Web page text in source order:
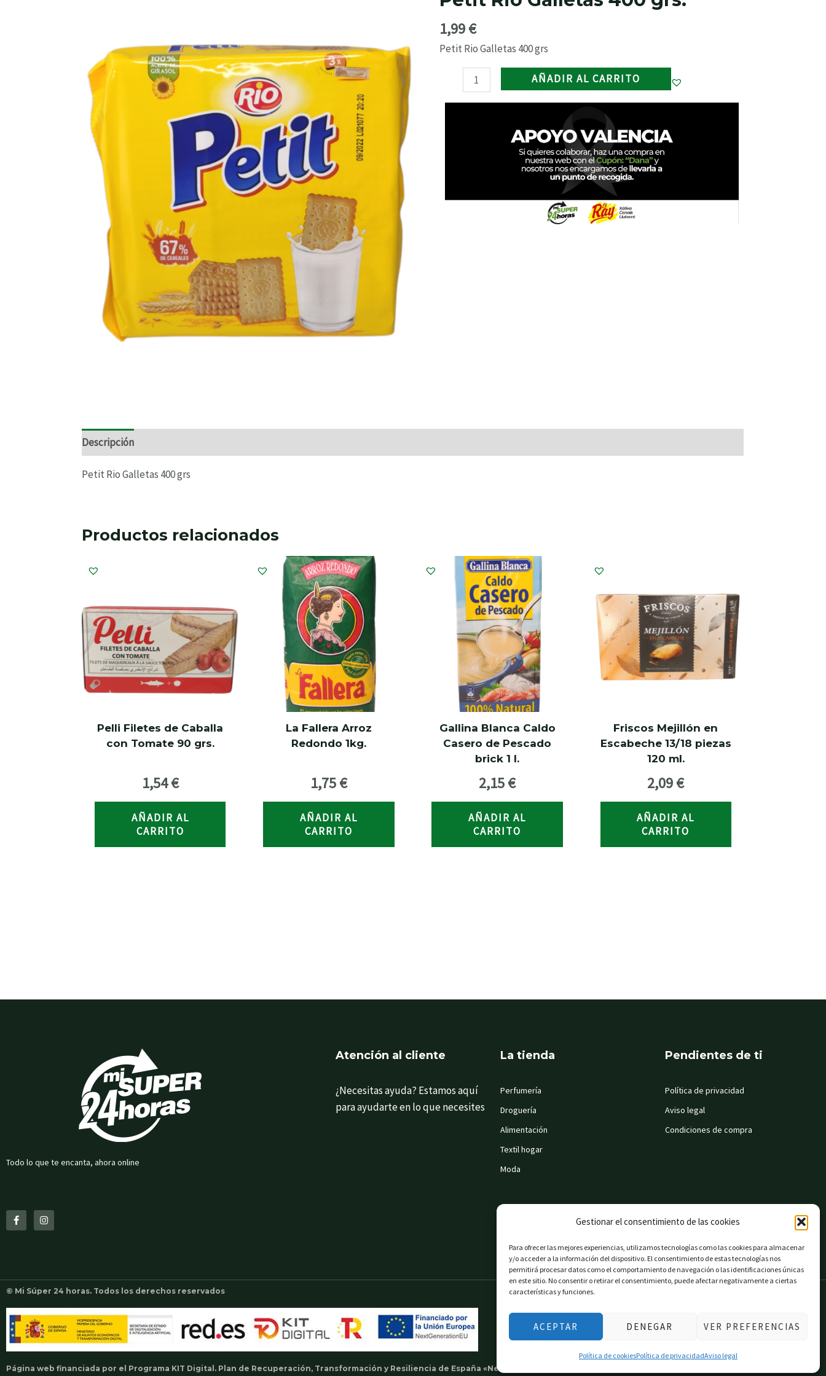
Gestionar el consentimiento de las cookies
Para ofrecer las mejores experiencias, utilizamos tecnologías como las cookies para almacenar
y/o acceder a la información del dispositivo. El consentimiento de estas tecnologías nos
permitirá procesar datos como el comportamiento de navegación o las identificaciones únicas
en este sitio. No consentir o retirar el consentimiento, puede afectar negativamente a ciertas
características y funciones.
ACEPTAR DENEGAR VER PREFERENCIAS
Política de cookiesPolítica de privacidadAviso legal
1,99€
Petit Rio Galletas 400 grs
400
grs.
cantidad
AÑADIR AL CARRITO
Descripción
Petit Rio Galletas 400 grs
Productos relacionados
Pelli Filetes de Caballa
con Tomate 90 grs.
1,54€
AÑADIR AL
CARRITO
La Fallera Arroz
Redondo 1kg.
1,75€
AÑADIR AL
CARRITO
Gallina Blanca Caldo
Casero de Pescado
brick 1 l.
2,15€
AÑADIR AL
CARRITO
Friscos Mejillón en
Escabeche 13/18 piezas
120 ml.
2,09€
AÑADIR AL
CARRITO
Todo lo que te encanta, ahora online
a
c
e
n
s
t
Atención al cliente
¿Necesitas ayuda? Estamos aquí
para ayudarte en lo que necesites
La tienda
Perfumería
Droguería
Alimentación
Textil hogar
Moda
Pendientes de ti
Política de privacidad
Aviso legal
Condiciones de compra
© Mi Súper 24 horas. Todos los derechos reservados
Página web financiada por el Programa KIT Digital. Plan de Recuperación, Transformación y Resiliencia de España «Next Generation EU».